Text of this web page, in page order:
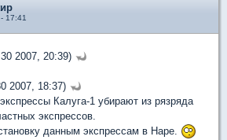
17:41
2007, 20:39)
2007, 18:37)
Калуга-1 убирают из рязряда
экспрессов.
данным экспрессам в Наре.